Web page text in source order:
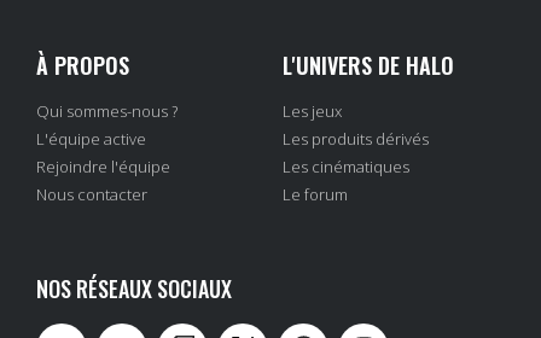
À PROPOS
Qui sommes-nous ?
L'équipe active
Rejoindre l'équipe
Nous contacter
L'UNIVERS DE HALO
Les jeux
Les produits dérivés
Les cinématiques
Le forum
NOS RÉSEAUX SOCIAUX